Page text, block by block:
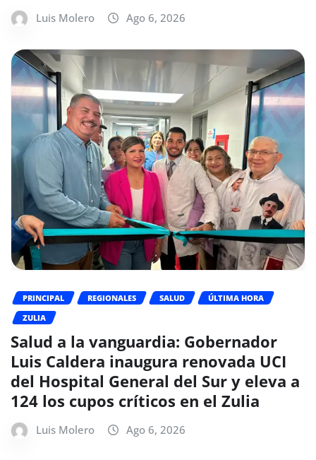
Luis Molero Ago 6, 2026
PRINCIPAL REGIONALES SALUD
ÚLTIMA HORA
ZULIA
Salud a la vanguardia: Gobernador
Luis Caldera inaugura renovada UCI
del Hospital General del Sur y eleva a
124 los cupos críticos en el Zulia
Luis Molero Ago 6, 2026